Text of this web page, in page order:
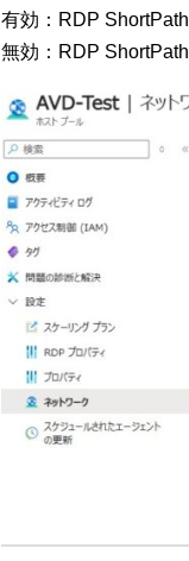
有効：RDP
無効：RDP